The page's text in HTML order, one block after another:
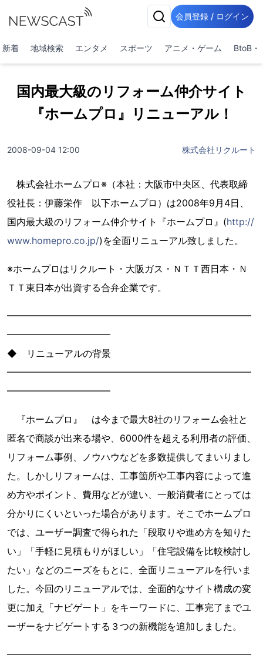
会員登録 / ログイン
新着 地域検索 エンタメ スポーツ アニメ・ゲーム BtoB・
国内最大級のリフォーム仲介サイト
『ホームプロ』リニューアル！
2008-09-04 12:00 株式会社リクルート
株式会社ホームプロ※（本社：大阪市中央区、代表取締
役社長：伊藤栄作 以下ホームプロ）は2008年9月4日、
国内最大級のリフォーム仲介サイト『ホームプロ』(http://
www.homepro.co.jp/)を全面リニューアル致しました。
※ホームプロはリクルート・大阪ガス・ＮＴＴ西日本・Ｎ
ＴＴ東日本が出資する合弁企業です。
━━━━━━━━━━━━━━━━━━━━━━━━━━
━━━━━━━━━━━
◆ リニューアルの背景
━━━━━━━━━━━━━━━━━━━━━━━━━━
━━━━━━━━━━━
『ホームプロ』 は今まで最大8社のリフォーム会社と
匿名で商談が出来る場や、6000件を超える利用者の評価、
リフォーム事例、ノウハウなどを多数提供してまいりまし
た。しかしリフォームは、工事箇所や工事内容によって進
め方やポイント、費用などが違い、一般消費者にとっては
分かりにくいといった場合があります。そこでホームプロ
では、ユーザー調査で得られた「段取りや進め方を知りた
い」「手軽に見積もりがほしい」「住宅設備を比較検討し
たい」などのニーズをもとに、全面リニューアルを行いま
した。今回のリニューアルでは、全面的なサイト構成の変
更に加え「ナビゲート」をキーワードに、工事完了までユ
ーザーをナビゲートする３つの新機能を追加しました。